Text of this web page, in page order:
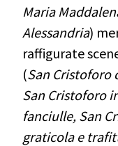
Maria
Alessandria)
raffigurate
(San Cristoforo
San Cristoforo
fanciulle, San
graticola e